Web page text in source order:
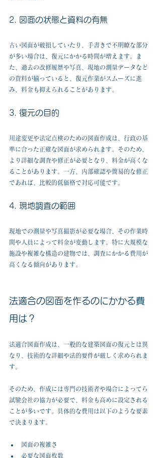
2. 図面の状態と資料の有無
古い図面が破損していたり、手書きで不明瞭な部分
が多い場合は、復元にかかる時間が増えます。ま
た、過去の改修履歴や写真、現地の測量データなど
の資料が揃っていると、復元作業がスムーズに進
み、料金も抑えられることがあります。
3. 復元の目的
用途変更や法定点検のための図面作成は、行政の基
準に合った正確な図面が求められます。そのため、
より詳細な調査や修正が必要となり、料金が高くな
ることがあります。一方、内部確認や簡易的な修正
であれば、比較的低価格で対応可能です。
4. 現地調査の範囲
現地での測量や写真撮影が必要な場合、その作業時
間や人員によって料金が変動します。特に大規模な
施設や複雑な構造の建物では、調査にかかる費用が
高くなる傾向があります。
法適合の図面を作るのにかかる費
用は？
法適合図面作成は、一般的な建築図面の復元とは異
なり、技術的な詳細や法的要件が厳しく求められま
す。
そのため、作成には専門の技術者や場合によってら
試験会社の協力が必要で、料金も高めに設定される
ことが多いです。具体的な費用は以下のような要素
で決まります。
図面の複雑さ
必要な図面枚数